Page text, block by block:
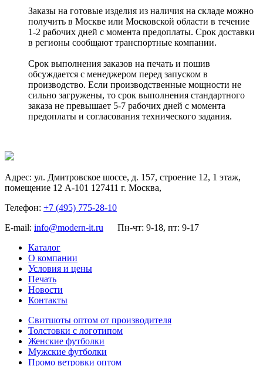
Заказы на готовые изделия из наличия на складе можно
получить в Москве или Московской области в течение
1-2 рабочих дней с момента предоплаты. Срок доставки
в регионы сообщают транспортные компании.
Срок выполнения заказов на печать и пошив
обсуждается с менеджером перед запуском в
производство. Если производственные мощности не
сильно загружены, то срок выполнения стандартного
заказа не превышает 5-7 рабочих дней с момента
предоплаты и согласования технического задания.
Адрес: ул. Дмитровское шоссе, д. 157, строение 12, 1 этаж,
помещение 12 А-101 127411 г. Москва,
Телефон: +7 (495) 775-28-10
E-mail: info@modern-it.ru
Пн-чт: 9-18, пт: 9-17
Каталог
О компании
Условия и цены
Печать
Новости
Контакты
Свитшоты оптом от производителя
Толстовки с логотипом
Женские футболки
Мужские футболки
Промо ветровки оптом